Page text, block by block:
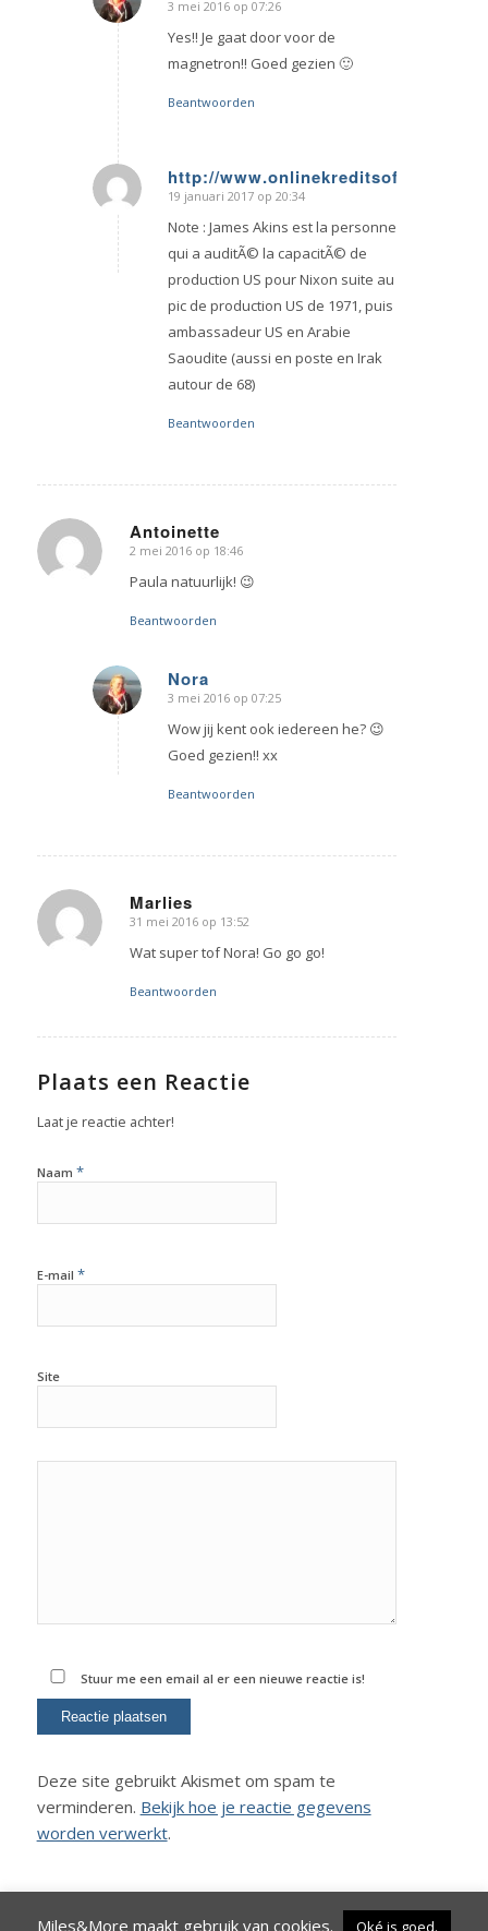
zegt:
3 mei 2016 op 07:26
Yes!! Je gaat door voor de
magnetron!! Goed gezien 🙂
Beantwoorden
http://www.onlinekreditsofort.pw/
zegt:
19 januari 2017 op 20:34
Note : James Akins est la personne
qui a auditÃ© la capacitÃ© de
production US pour Nixon suite au
pic de production US de 1971, puis
ambassadeur US en Arabie
Saoudite (aussi en poste en Irak
autour de 68)
Beantwoorden
Antoinette
zegt:
2 mei 2016 op 18:46
Paula natuurlijk! 😉
Beantwoorden
Nora
zegt:
3 mei 2016 op 07:25
Wow jij kent ook iedereen he? 😉
Goed gezien!! xx
Beantwoorden
Marlies
zegt:
31 mei 2016 op 13:52
Wat super tof Nora! Go go go!
Beantwoorden
Plaats een Reactie
Laat je reactie achter!
Naam *
E-mail *
Site
Stuur me een email al er een nieuwe reactie is!
Deze site gebruikt Akismet om spam te
verminderen. Bekijk hoe je reactie gegevens
worden verwerkt.
Miles&More maakt gebruik van cookies. Oké is goed.